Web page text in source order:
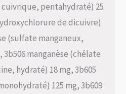
pentahydraté) 25
de dicuivre)
(sulfate manganeux,
manganèse (chélate
hydraté) 18 mg, 3b605
125 mg, 3b609